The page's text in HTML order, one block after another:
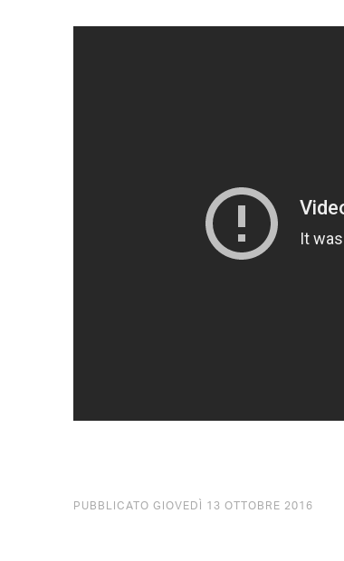
PUBBLICATO GIOVEDÌ 13 OTTOBRE 2016